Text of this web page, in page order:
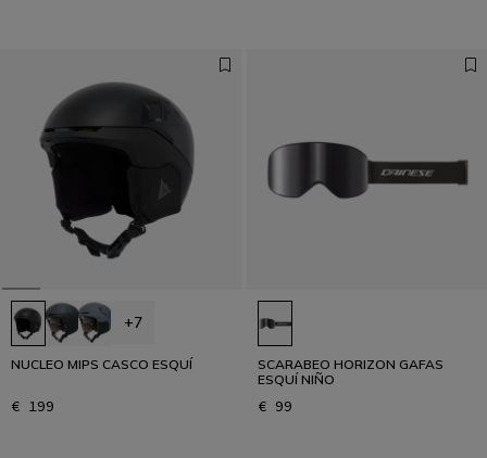
+7
NUCLEO MIPS CASCO ESQUÍ
€ 199
SCARABEO HORIZON GAFAS
ESQUÍ NIÑO
€ 99